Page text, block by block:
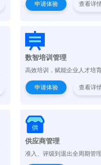
申请体验 查看详
数智培训管理
高效培训，赋能企业人才培
申请体验 查看详
供应商管理
准入、评级到退出全周期管